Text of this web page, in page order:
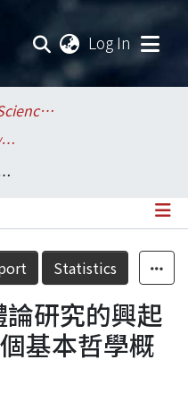
Log In
College of Social Sciences / 社會科學院
National Development / 國家發展研究所
析--一個基本哲學概念意義之轉換
Statistics
研究的興起
基本哲學概